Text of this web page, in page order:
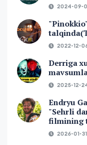
2024-09-
2022-12-
Derriga
2025-12-
Endryu
"Sehrli
filmining
2026-01-